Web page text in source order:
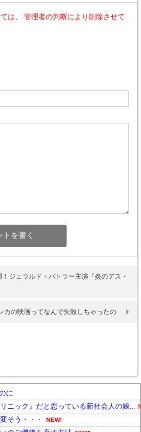
は、 管理者の判断により削除させて
ジェラルド・バトラー主演『炎のデス・
カの映画ってなんで失敗しちゃったの
に
ニック』だと思っている新社会人の娘...
そう・・・ NEW!